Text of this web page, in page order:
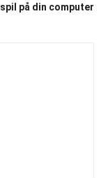
spil på din computer